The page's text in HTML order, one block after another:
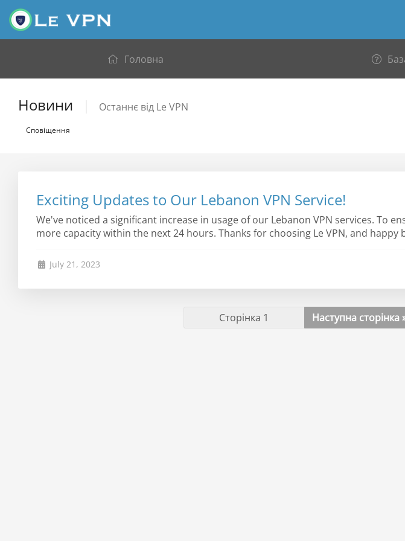
Головна
Новини Останнє від Le VPN
Сповіщення
Exciting Updates to Our Lebanon VPN Service!
We've noticed a significant increase in usage of our Lebanon VPN services. To
more capacity within the next 24 hours. Thanks for choosing Le VPN, and happy
July 21, 2023
Наступна сторінка